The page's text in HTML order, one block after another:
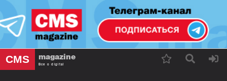
CMS magazine
Все о digital